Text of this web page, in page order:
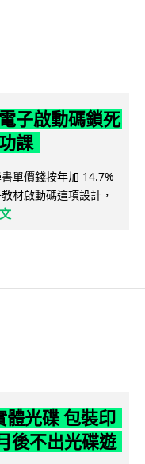
子啟動碼鎖死
課
單價錢按年加 14.7%
材啟動碼這項設計，
光碟 包裝印
後不出光碟遊